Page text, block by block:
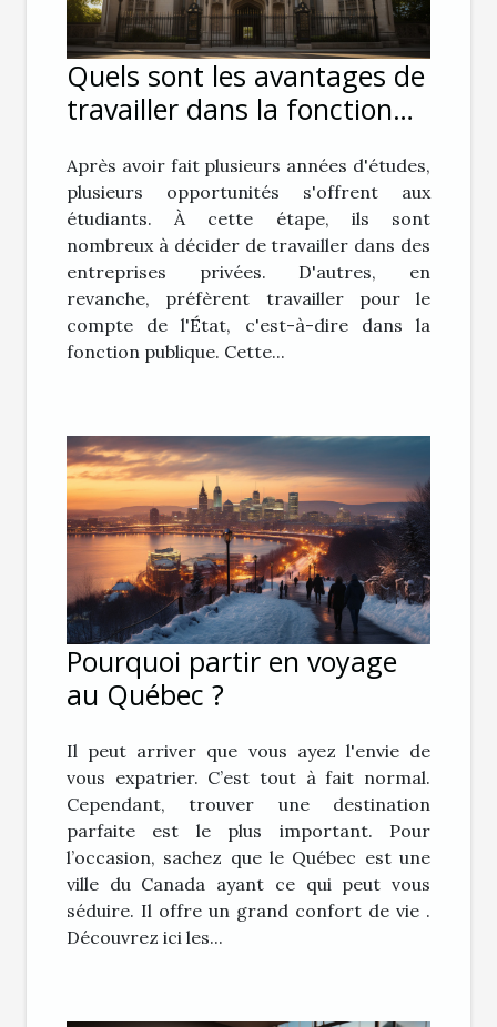
Quels sont les avantages de
travailler dans la fonction
Après avoir fait plusieurs années d'études,
plusieurs opportunités s'offrent aux
étudiants. À cette étape, ils sont
nombreux à décider de travailler dans des
entreprises privées. D'autres, en
revanche, préfèrent travailler pour le
compte de l'État, c'est-à-dire dans la
fonction publique. Cette...
Pourquoi partir en voyage
au Québec ?
Il peut arriver que vous ayez l'envie de
vous expatrier. C’est tout à fait normal.
Cependant, trouver une destination
parfaite est le plus important. Pour
l’occasion, sachez que le Québec est une
ville du Canada ayant ce qui peut vous
séduire. Il offre un grand confort de vie .
Découvrez ici les...